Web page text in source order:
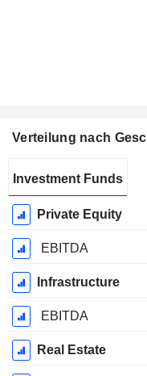
Verteilung nach
Geschäftsjahres:
Dezember
Investment Funds
Private Equity
EBITDA
Infrastructure
EBITDA
Real Estate